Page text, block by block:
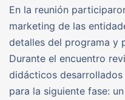
En la reunión
marketing de las
detalles del programa y
Durante el encuentro
didácticos
para la siguiente fase: